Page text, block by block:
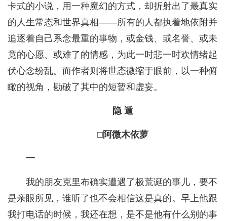
卡式的小说，用一种魔幻的方式，却折射出了最真实
的人生常态和世界真相——所有的人都执着地依附并
追逐着自己系念最重的事物，或金钱、或名誉、或未
竟的心愿、或难了的情感，为此一时悲一时欢情绪起
伏心念纷乱。而作者则将世态微缩于眼前，以一种俯
瞰的视角，勘破了其中的短暂和虚妄。
隐 遁
□阿微木依萝
一
我的朋友克里布确实遭遇了极荒诞的事儿，要不
是亲眼所见，谁听了也不会相信这是真的。早上他跟
我打电话的时候，我还在想，是不是他有什么别的事